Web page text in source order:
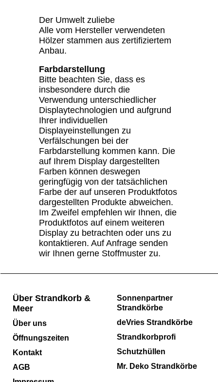
Der Umwelt zuliebe
Alle vom Hersteller verwendeten
Hölzer stammen aus zertifiziertem
Anbau.
Farbdarstellung
Bitte beachten Sie, dass es
insbesondere durch die
Verwendung unterschiedlicher
Displaytechnologien und aufgrund
Ihrer individuellen
Displayeinstellungen zu
Verfälschungen bei der
Farbdarstellung kommen kann. Die
auf Ihrem Display dargestellten
Farben können deswegen
geringfügig von der tatsächlichen
Farbe der auf unseren Produktfotos
dargestellten Produkte abweichen.
Im Zweifel empfehlen wir Ihnen, die
Produktfotos auf einem weiteren
Display zu betrachten oder uns zu
kontaktieren. Auf Anfrage senden
wir Ihnen gerne Stoffmuster zu.
Sonnenpartner
Strandkörbe
deVries Strandkörbe
Strandkorbprofi
Schutzhüllen
Mr. Deko Strandkörbe
Über Strandkorb &
Meer
Über uns
Öffnungszeiten
Kontakt
AGB